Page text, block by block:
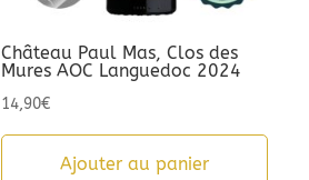
Château Paul Mas, Clos des
Mures AOC Languedoc 2024
14,90€
Ajouter au panier